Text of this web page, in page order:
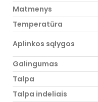
Matmenys
Temperatūra
Aplinkos sąlygos
Galingumas
Talpa
Talpa indeliais